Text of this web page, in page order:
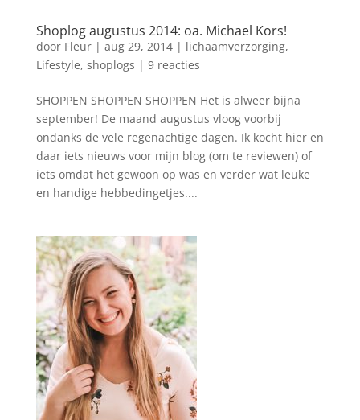
Shoplog augustus 2014: oa. Michael Kors!
door Fleur| aug 29, 2014| lichaamverzorging,
Lifestyle, shoplogs | 9 reacties
SHOPPEN SHOPPEN SHOPPEN Het is alweer bijna
september! De maand augustus vloog voorbij
ondanks de vele regenachtige dagen. Ik kocht hier en
daar iets nieuws voor mijn blog (om te reviewen) of
iets omdat het gewoon op was en verder wat leuke
en handige hebbedingetjes....